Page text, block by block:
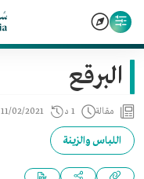
البرقع
مقالة 1 د 11/02/2021
اللباس والزينة